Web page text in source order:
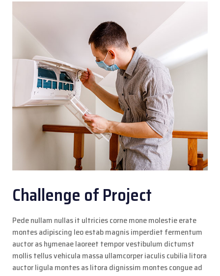
Challenge of Project
Pede nullam nullas it ultricies corne mone molestie erate
montes adipiscing leo estab magnis imperdiet fermentum
auctor as hymenae laoreet tempor vestibulum dictumst
mollis tellus vehicula massa ullamcorper iaculis cubilia litora
auctor ligula montes as litora dignissim montes congue ad